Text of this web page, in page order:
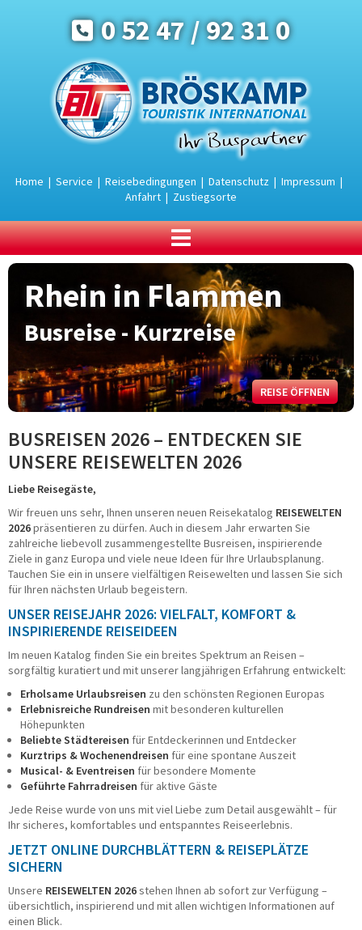
0 52 47 / 92 31 0
Home | Service | Reisebedingungen | Datenschutz| Impressum |
Anfahrt | Zustiegsorte
BUSREISEN
Urlaub an der Ostsee
Urlaub in den Bergen
Urlaubsreisen
Rundreisen
Fahrradreisen
Städtereisen
Schiffsreisen
Musicals - Shows
Tagesfahrten
Festtagsreisen
BUSMIETE
Mietbus-Anfrage
FUHRPARK
Reise-/Fernreisebusse
VIP-/Businessbusse
Doppelstockbusse
Linien-/ Transferbusse
Kleinbusse/Bulli
Taxi/PKW
Impressionen
ÜBER UNS
Büroteam
Geschäftsführung
Reisesicherheit
Historie
REISE ÖFFNEN
Rhein in Flammen
Busreise - Kurzreise
BUSREISEN 2026 – ENTDECKEN SIE
UNSERE REISEWELTEN 2026
Liebe Reisegäste,
Wir freuen uns sehr, Ihnen unseren neuen Reisekatalog REISEWELTEN
2026präsentieren zu dürfen. Auch in diesem Jahr erwarten Sie
zahlreiche liebevoll zusammengestellte Busreisen, inspirierende
Ziele in ganz Europa und viele neue Ideen für Ihre Urlaubsplanung.
Tauchen Sie ein in unsere vielfältigen Reisewelten und lassen Sie sich
für Ihren nächsten Urlaub begeistern.
UNSER REISEJAHR 2026: VIELFALT, KOMFORT &
INSPIRIERENDE REISEIDEEN
Im neuen Katalog finden Sie ein breites Spektrum an Reisen –
sorgfältig kuratiert und mit unserer langjährigen Erfahrung entwickelt:
Erholsame Urlaubsreisen zu den schönsten Regionen Europas
Erlebnisreiche Rundreisen mit besonderen kulturellen
Höhepunkten
Beliebte Städtereisen für Entdeckerinnen und Entdecker
Kurztrips & Wochenendreisen für eine spontane Auszeit
Musical- & Eventreisen für besondere Momente
Geführte Fahrradreisen für aktive Gäste
Jede Reise wurde von uns mit viel Liebe zum Detail ausgewählt – für
Ihr sicheres, komfortables und entspanntes Reiseerlebnis.
JETZT ONLINE DURCHBLÄTTERN & REISEPLÄTZE
SICHERN
Unsere REISEWELTEN 2026stehen Ihnen ab sofort zur Verfügung –
übersichtlich, inspirierend und mit allen wichtigen Informationen auf
einen Blick.